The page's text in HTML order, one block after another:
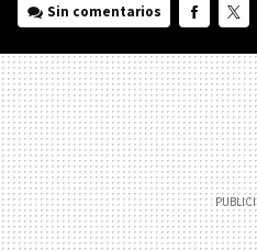
Sin comentarios